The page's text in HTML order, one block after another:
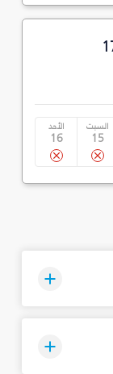
السبت
15
الأحد
16